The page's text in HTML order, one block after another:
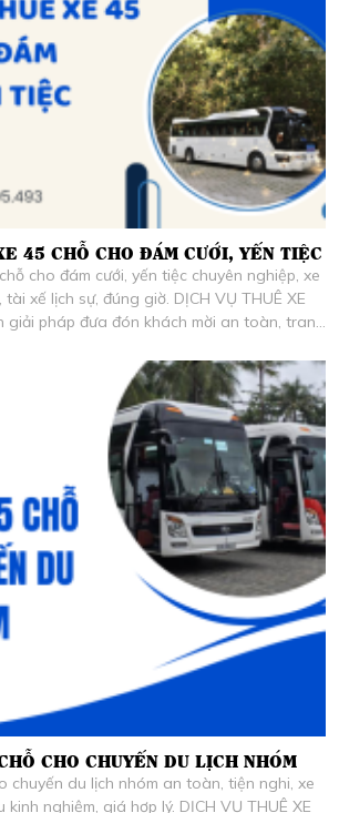
45 CHỖ CHO ĐÁM CƯỚI, YẾN TIỆC
cho đám cưới, yến tiệc chuyên nghiệp, xe
tài xế lịch sự, đúng giờ. DỊCH VỤ THUÊ XE
giải pháp đưa đón khách mời an toàn, trang
CHO CHUYẾN DU LỊCH NHÓM
chuyến du lịch nhóm an toàn, tiện nghi, xe
nghiệm, giá hợp lý. DỊCH VỤ THUÊ XE